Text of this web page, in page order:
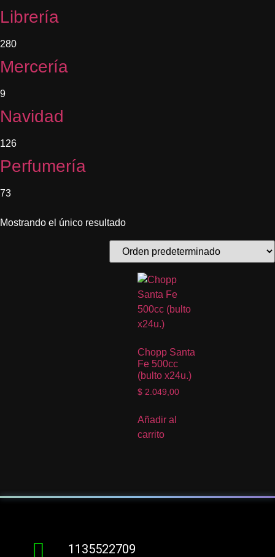
Librería
280
Mercería
9
Navidad
126
Perfumería
73
Mostrando el único resultado
Chopp Santa
Fe 500cc
(bulto x24u.)
$ 2.049,00
Añadir al
carrito
1135522709